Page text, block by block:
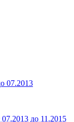
07.2013
до 11.2015